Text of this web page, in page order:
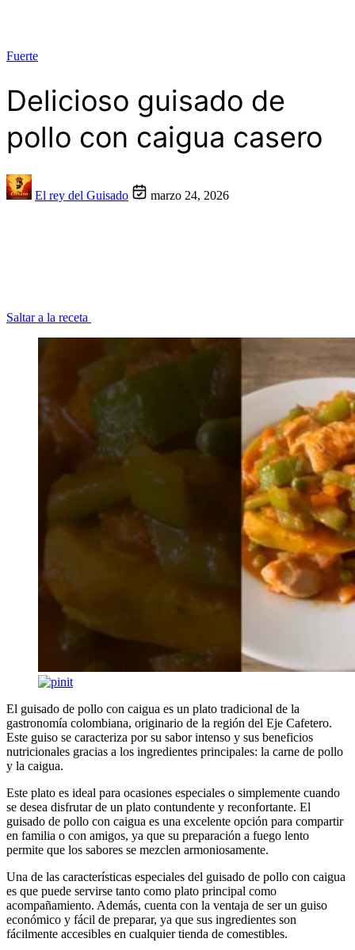
Fuerte
Delicioso guisado de
pollo con caigua casero
El rey del Guisado marzo 24, 2026
Saltar a la receta
El guisado de pollo con caigua es un plato tradicional de la
gastronomía colombiana, originario de la región del Eje Cafetero.
Este guiso se caracteriza por su sabor intenso y sus beneficios
nutricionales gracias a los ingredientes principales: la carne de pollo
y la caigua.
Este plato es ideal para ocasiones especiales o simplemente cuando
se desea disfrutar de un plato contundente y reconfortante. El
guisado de pollo con caigua es una excelente opción para compartir
en familia o con amigos, ya que su preparación a fuego lento
permite que los sabores se mezclen armoniosamente.
Una de las características especiales del guisado de pollo con caigua
es que puede servirse tanto como plato principal como
acompañamiento. Además, cuenta con la ventaja de ser un guiso
económico y fácil de preparar, ya que sus ingredientes son
fácilmente accesibles en cualquier tienda de comestibles.